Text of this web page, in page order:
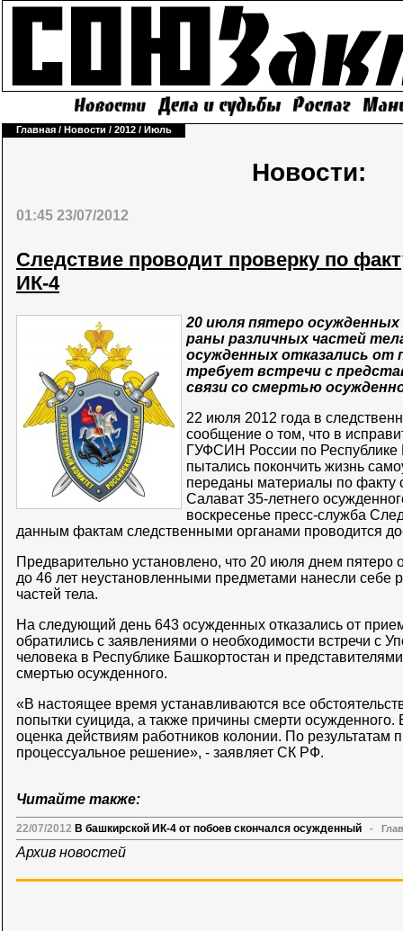
Главная / Новости / 2012 / Июль
Новости:
01:45 23/07/2012
Следствие проводит проверку по
ИК-4
20 июля пятеро осужденных
раны различных частей
осужденных отказались от
требует встречи с
связи со смертью
22 июля 2012 года в
сообщение о том, что в
ГУФСИН России по
пытались покончить жизнь
переданы материалы по факту
Салават 35-летнего
воскресенье пресс-служба
данным фактам следственными органами проводится
Предварительно установлено, что 20 июля днем пятеро
до 46 лет неустановленными предметами нанесли себе
частей тела.
На следующий день 643 осужденных отказались от
обратились с заявлениями о необходимости встречи с
человека в Республике Башкортостан и
смертью осужденного.
«В настоящее время устанавливаются все
попытки суицида, а также причины смерти осужденного.
оценка действиям работников колонии. По результатам
процессуальное решение», - заявляет СК РФ.
Читайте также:
22/07/2012 В башкирской ИК-4 от побоев скончался осужденный -
Архив новостей